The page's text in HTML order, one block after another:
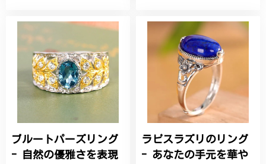
ブルートパーズリング
- 自然の優雅さを表現
ラピスラズリのリング
- あなたの手元を華や